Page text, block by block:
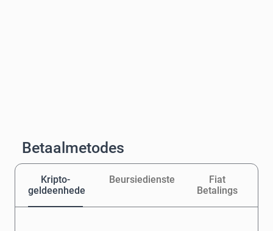
Betaalmetodes
Kripto-
geldeenhede
Beursiedienste
Fiat
Betalings